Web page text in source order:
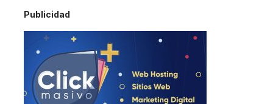
Publicidad